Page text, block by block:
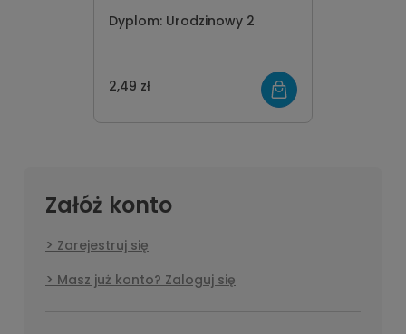
Dyplom: Urodzinowy 2
2,49 zł
Załóż konto
Zarejestruj się
Masz już konto? Zaloguj się